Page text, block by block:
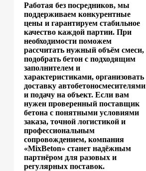
Работая без посредников, мы
поддерживаем конкурентные
цены и гарантируем стабильное
качество каждой партии. При
необходимости поможем
рассчитать нужный объём смеси,
подобрать бетон с подходящим
заполнителем и
характеристиками, организовать
доставку автобетоносмесителями
и подачу на объект. Если вам
нужен проверенный поставщик
бетона с понятными условиями
заказа, точной логистикой и
профессиональным
сопровождением, компания
«MixBeton» станет надёжным
партнёром для разовых и
регулярных поставок.